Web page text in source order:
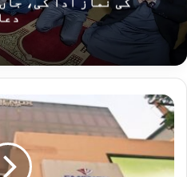
ازبکستان
کو
کھانسی
کازہریلا
شربت